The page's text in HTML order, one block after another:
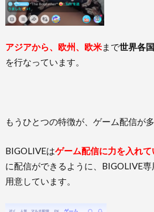
アジアから、欧州、欧米まで世界各国
を行なっています。
もうひとつの特徴が、ゲーム配信が多
BIGOLIVEはゲーム配信に力を入れて
に配信ができるように、BIGOLIVE
用意しています。